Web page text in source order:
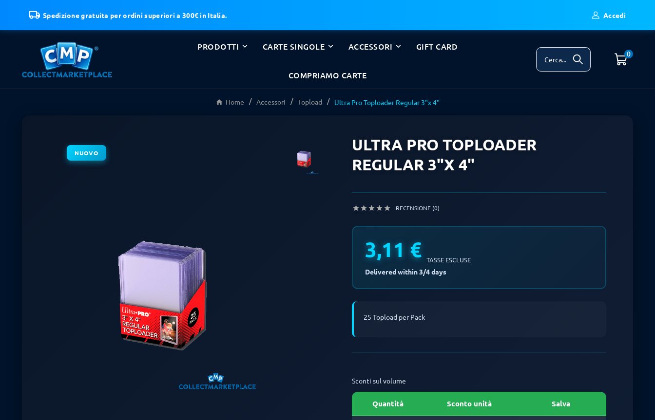
Spedizione gratuita per ordini superiori a 300€ in Italia. Accedi
PRODOTTI CARTE SINGOLE ACCESSORI GIFT CARD
COMPRIAMO CARTE
0
Home Accessori Topload Ultra Pro Toploader Regular 3"x 4"
NUOVO
ULTRA PRO TOPLOADER
REGULAR 3"X 4"
     RECENSIONE (0)
3,11 € TASSE ESCLUSE
Delivered within 3/4 days
25 Topload per Pack
Sconti sul volume
Quantità Sconto unità Salva